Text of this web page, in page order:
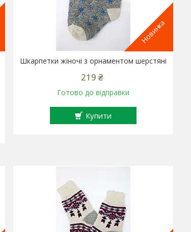
Новинка
Шкарпетки жіночі з орнаментом шерстяні
219 ₴
Готово до відправки
Купити